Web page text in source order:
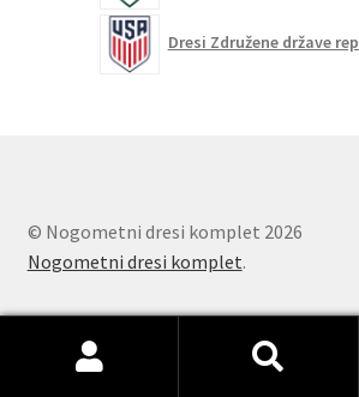
Dresi Združene države
© Nogometni dresi komplet 2026
Nogometni dresi komplet.